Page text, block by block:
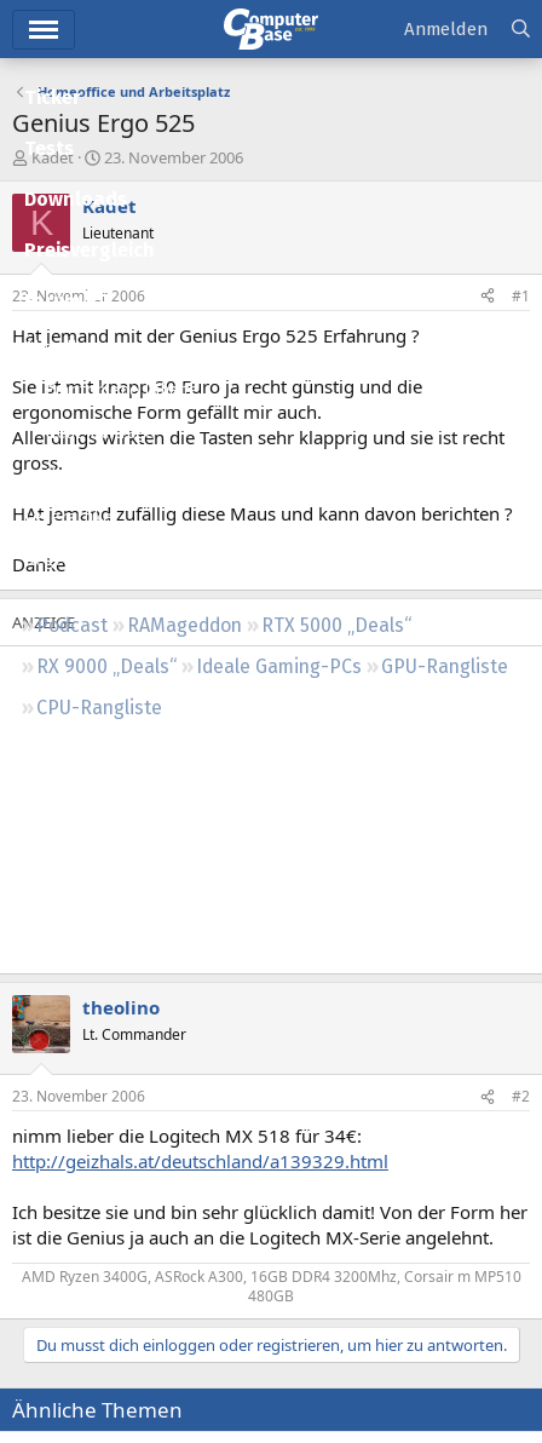
Ticker
Tests
Downloads
Preisvergleich
Forum
Aktuelles
Empfohlene Inhalte
Neue Beiträge
Neueste Aktivitäten
Leserartikel
Regeln
Podcast RAMageddon
RTX 5000 „Deals“
RX 9000 „Deals“
Ideale Gaming-PCs
GPU-Rangliste
CPU-Rangliste
Anmelden
Homeoffice und Arbeitsplatz
Genius Ergo 525
E
s
e
e
r
Kadet
E
s
e
t
a
23. November 2006
K Kadet
Lieutenant
23. November 2006 #1
Hat jemand mit der Genius Ergo 525 Erfahrung ?
Sie ist mit knapp 30 Euro ja recht günstig und die
ergonomische Form gefällt mir auch.
Allerdings wirkten die Tasten sehr klapprig und sie ist recht
gross.
HAt jemand zufällig diese Maus und kann davon berichten ?
Danke
theolino
Lt. Commander
23. November 2006 #2
nimm lieber die Logitech MX 518 für 34€:
http://geizhals.at/deutschland/a139329.html
Ich besitze sie und bin sehr glücklich damit! Von der Form her
ist die Genius ja auch an die Logitech MX-Serie angelehnt.
AMD Ryzen 3400G, ASRock A300, 16GB DDR4 3200Mhz, Corsair m MP510
480GB​
Du musst dich einloggen oder registrieren, um hier zu antworten.
Ähnliche Themen